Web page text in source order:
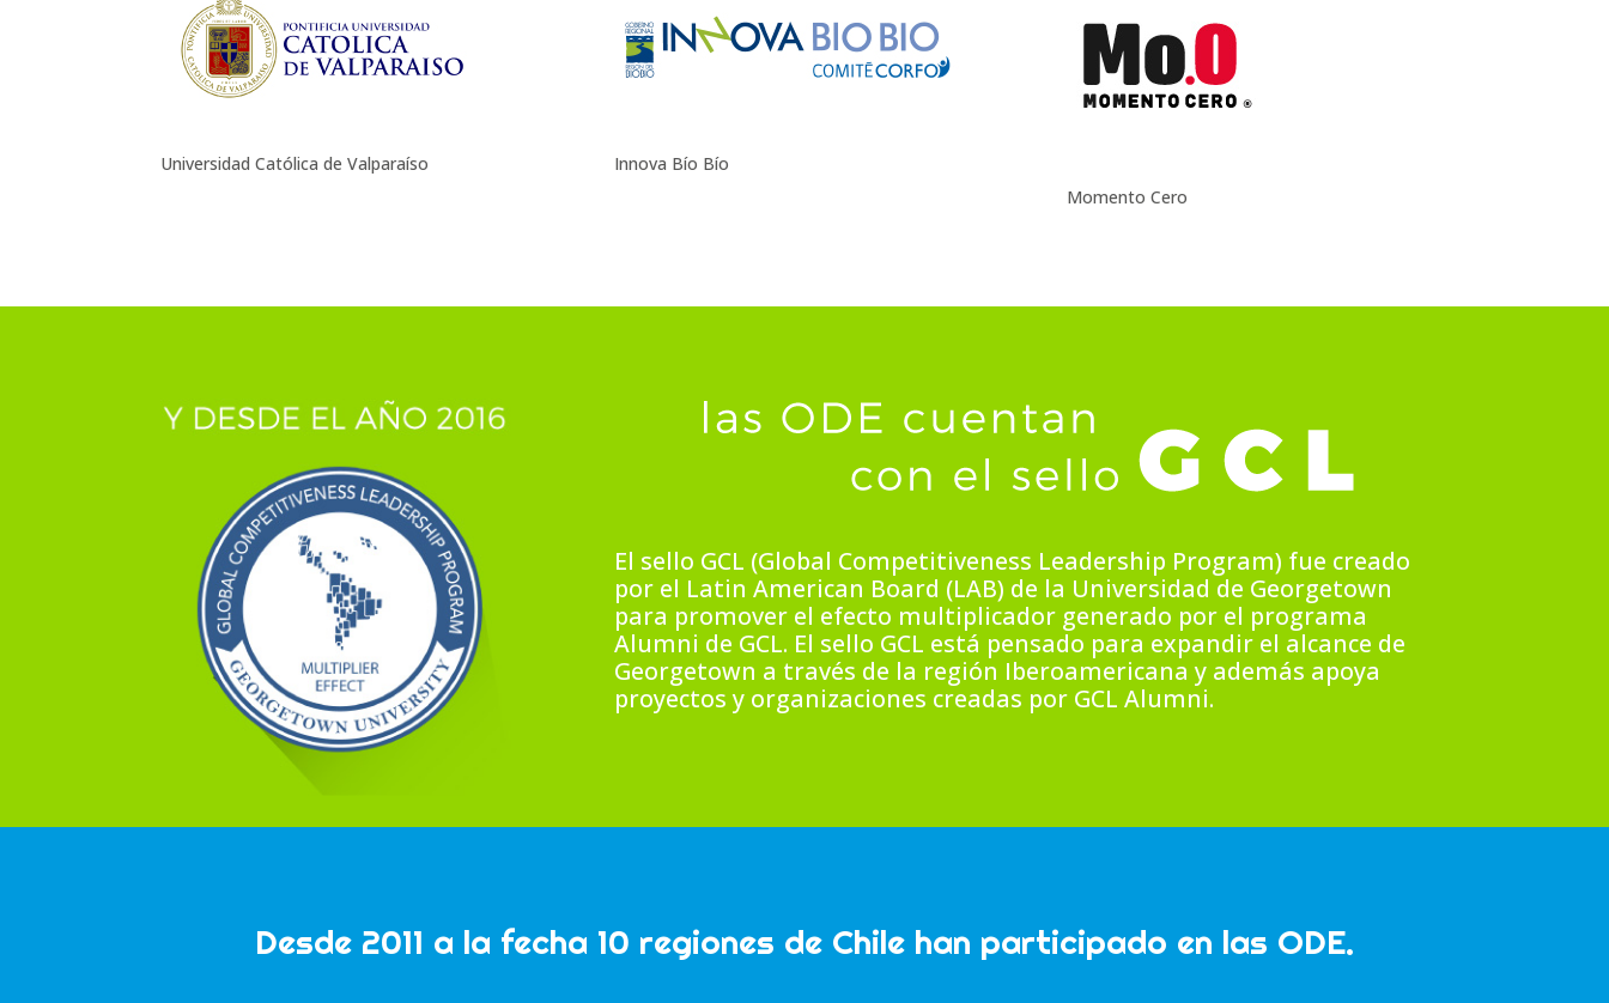
Universidad Católica de Valparaíso
Innova Bío Bío
Momento Cero
El sello GCL (Global Competitiveness Leadership Program) fue creado
por el Latin American Board (LAB) de la Universidad de Georgetown
para promover el efecto multiplicador generado por el programa
Alumni de GCL. El sello GCL está pensado para expandir el alcance de
Georgetown a través de la región Iberoamericana y además apoya
proyectos y organizaciones creadas por GCL Alumni.
Desde 2011 a la fecha 10 regiones de Chile han participado en las ODE.